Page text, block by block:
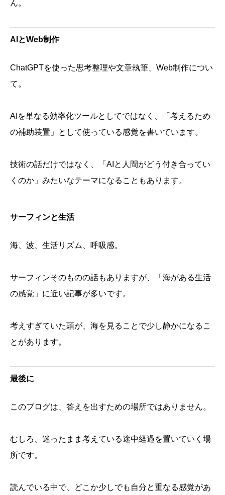
ん。
AIとWeb制作
ChatGPTを使った思考整理や文章執筆、Web制作につい
て。
AIを単なる効率化ツールとしてではなく、「考えるため
の補助装置」として使っている感覚を書いています。
技術の話だけではなく、「AIと人間がどう付き合ってい
くのか」みたいなテーマになることもあります。
サーフィンと生活
海、波、生活リズム、呼吸感。
サーフィンそのものの話もありますが、「海がある生活
の感覚」に近い記事が多いです。
考えすぎていた頭が、海を見ることで少し静かになるこ
とがあります。
最後に
このブログは、答えを出すための場所ではありません。
むしろ、迷ったまま考えている途中経過を置いていく場
所です。
読んでいる中で、どこか少しでも自分と重なる感覚があ